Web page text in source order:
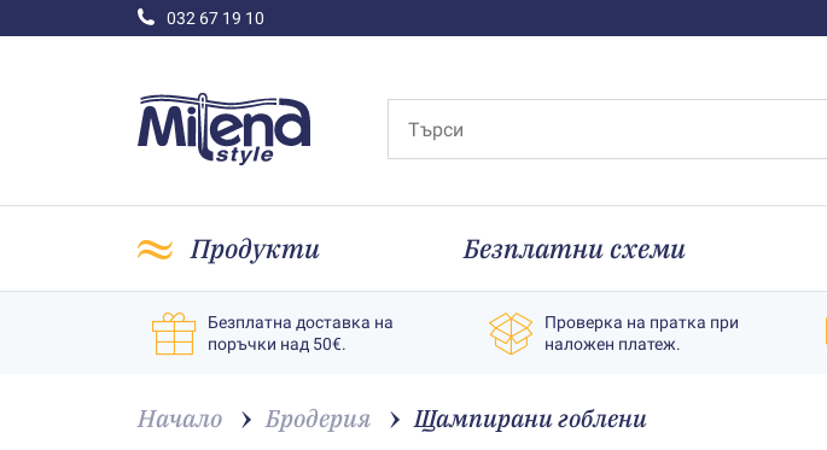
032 67 19 10
Продукти Безплатни схеми
Безплатна доставка на
поръчки над 50€.
Проверка на пратка при
наложен платеж.
Начало Бродерия Щампирани гоблени